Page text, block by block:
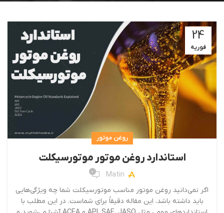
24
فوریه
روغن موتور
استاندارد روغن موتور موتورسیکلت
Matin
0
اگر نمی‌دانید روغن موتور مناسب موتورسیکلت شما چه ویژگی‌هایی
باید داشته باشد، این مقاله دقیقاً برای شماست. در این مطلب با